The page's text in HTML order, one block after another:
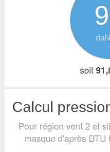
soit
Pour région vent 2 et
masque d'après DTU